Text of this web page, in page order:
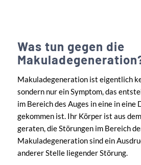
Was tun gegen die
Makuladegeneration ist eigentlich
sondern nur ein Symptom, das
im Bereich des Auges in eine in eine
gekommen ist. Ihr Körper ist aus
geraten, die Störungen im Bereich
Makuladegeneration sind ein
anderer Stelle liegender Störung.